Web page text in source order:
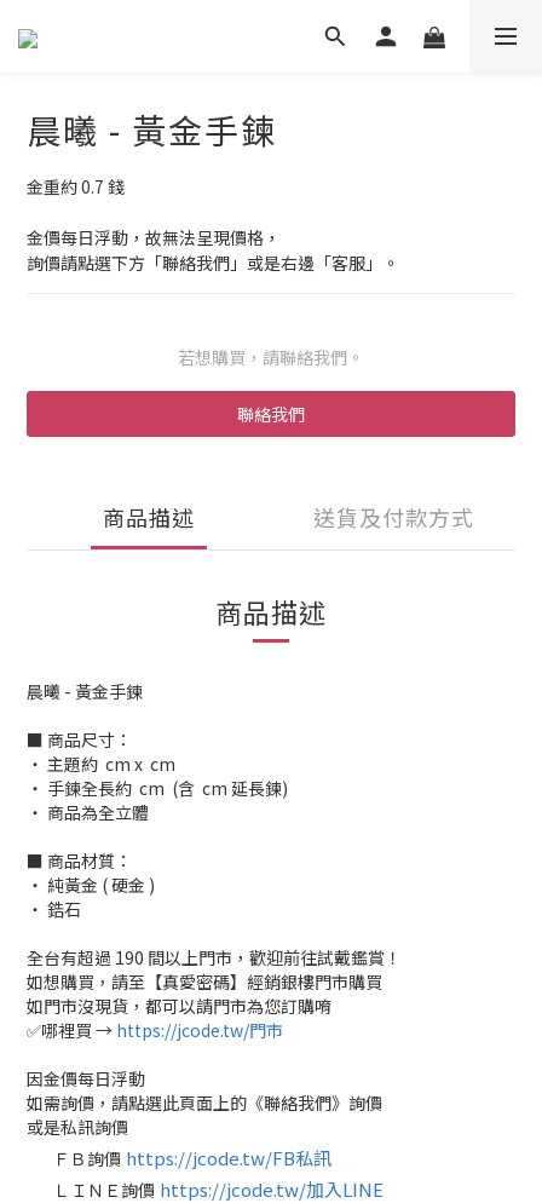
晨曦 - 黃金手鍊
金重約 0.7 錢
金價每日浮動，故無法呈現價格，
詢價請點選下方「聯絡我們」或是右邊「客服」。
若想購買，請聯絡我們。
聯絡我們
商品描述 送貨及付款方式
商品描述
晨曦 - 黃金手鍊
■ 商品尺寸：
‧ 主題約 cm x cm
‧ 手鍊全長約 cm (含 cm 延長鍊)
‧ 商品為全立體
■ 商品材質：
‧ 純黃金 ( 硬金 )
‧ 鋯石
全台有超過 190 間以上門市，歡迎前往試戴鑑賞！
如想購買，請至【真愛密碼】經銷銀樓門市購買
如門市沒現貨，都可以請門市為您訂購唷
✅哪裡買 → https://jcode.tw/門市
因金價每日浮動
如需詢價，請點選此頁面上的《聯絡我們》詢價
或是私訊詢價
ＦＢ詢價 https://jcode.tw/FB私訊
ＬＩＮＥ詢價 https://jcode.tw/加入LINE